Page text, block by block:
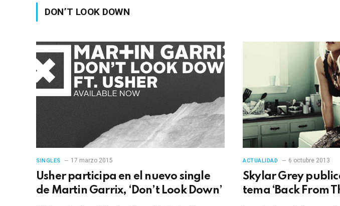
DON’T LOOK DOWN
SINGLES 17 marzo 2015
Usher participa en el nuevo single
de Martin Garrix, ‘Don’t Look Down’
ACTUALIDAD 6 octubre 2013
Skylar Grey
tema ‘Back From